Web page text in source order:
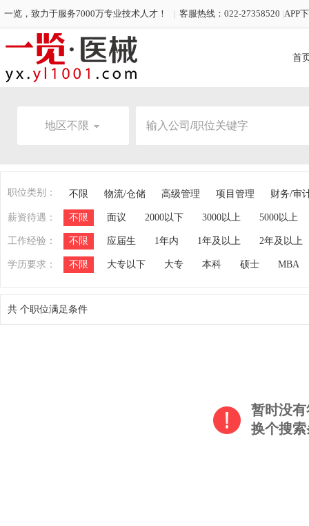
一览，致力于服务7000万专业技术人才！ | 客服热线：022-27358520 |APP
首
地区不限
职位类别： 不限 物流/仓储 高级管理 项目管理 财务/审
薪资待遇： 不限 面议 2000以下 3000以上 5000以上
工作经验： 不限 应届生 1年内 1年及以上 2年及以上
学历要求： 不限 大专以下 大专 本科 硕士 MBA
共 个职位满足条件
暂时没
换个搜